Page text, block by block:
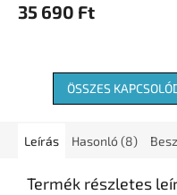
35 690 Ft
ÖSSZES
Leírás Hasonló (8)
Termék részletes